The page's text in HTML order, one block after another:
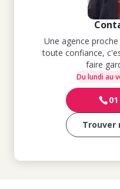
Une agence
toute confiance,
faire
Du lundi au
Trouver